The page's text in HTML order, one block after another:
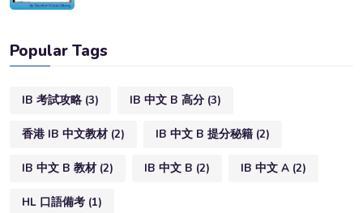
Popular Tags
IB 考試攻略 (3) IB 中文 B 高分 (3)
香港 IB 中文教材 (2) IB 中文 B 提分秘籍 (2)
IB 中文 B 教材 (2) IB 中文 B (2) IB 中文 A (2)
HL 口語備考 (1)